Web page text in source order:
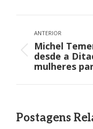
post:
ANTERIOR
Post
anterior:
Michel
desde a
mulheres
Postagens